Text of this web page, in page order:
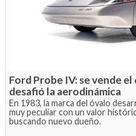
Ford Probe IV: se vende
desafió la aerodinámica
En 1983, la marca del óvalo
muy peculiar con un valor
buscando nuevo dueño.